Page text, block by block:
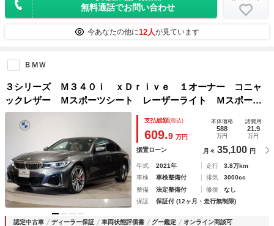
無料通話でお問い合わせ
今あなたの他に12人が見ています
ＢＭＷ
３シリーズ Ｍ３４０ｉ ｘＤｒｉｖｅ １オーナー コニャ
ックレザー Ｍスポーツシート レーザーライト Ｍスポーツ
ブレーキ パーキングアシストプラス オートトランク ヘッ
ドアップＤ アクティブクルーズＣ フルセグ地デジ １９イ
支払総額(税込)
609.9 万円
本体価格
588
万円
諸費用
21.9
万円
据置ローン 月々 35,100 円
年式 2021年 走行
3.8万km
車検
車検整備付 排気
3000cc
整備
法定整備付 修復
なし
保証
保証付 (12ヶ月・走行無制限)
認定中古車 ディーラー保証 車両状態評価書 グー鑑定
オンライン商談可